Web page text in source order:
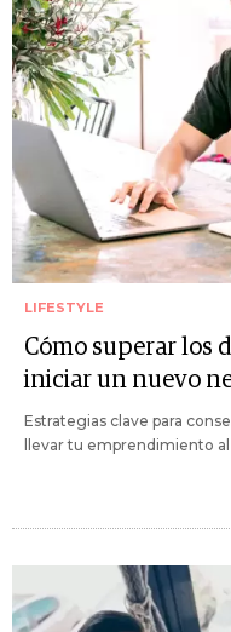
LIFESTYLE
Cómo superar los
iniciar un nuevo
Estrategias clave para
llevar tu emprendimiento